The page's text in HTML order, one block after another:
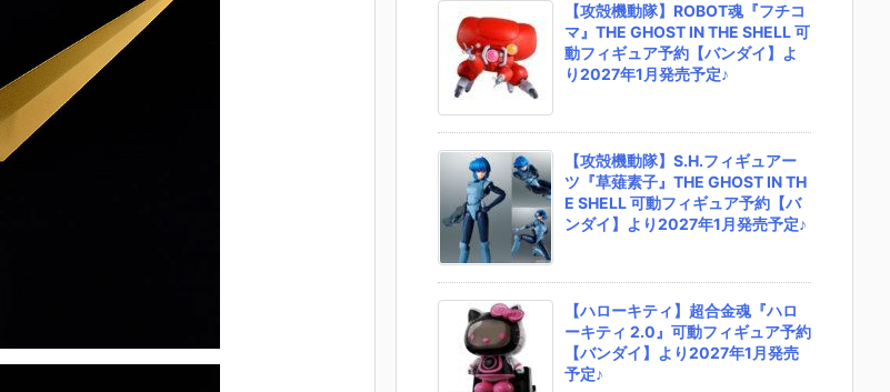
【攻殻機動隊】ROBOT魂『フチコ
マ』THE GHOST IN THE SHELL 可
動フィギュア予約【バンダイ】よ
り2027年1月発売予定♪
【攻殻機動隊】S.H.フィギュアー
ツ『草薙素子』THE GHOST IN TH
E SHELL 可動フィギュア予約【バ
ンダイ】より2027年1月発売予定♪
【ハローキティ】超合金魂『ハロ
ーキティ 2.0』可動フィギュア予約
【バンダイ】より2027年1月発売
予定♪